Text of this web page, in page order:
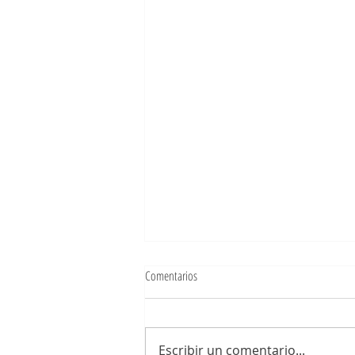
Bajo mis pies
Comentarios
Escribir un comentario...